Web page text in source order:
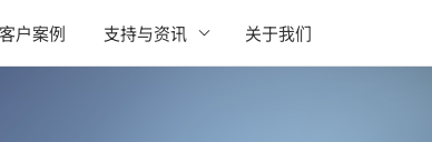
客户案例 支持与资讯 关于我们